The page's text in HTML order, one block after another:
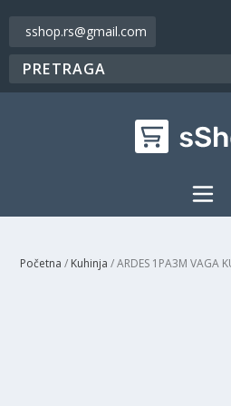
sshop.rs@gmail.com
Početna / Kuhinja / ARDES 1PA3M VAGA